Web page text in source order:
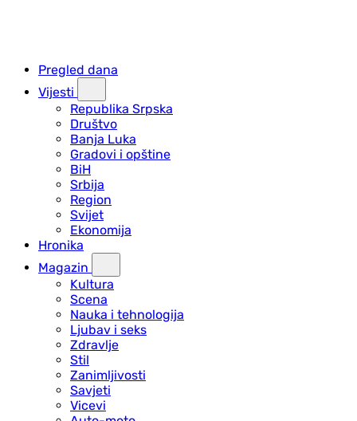
Pregled dana
Vijesti
Republika Srpska
Društvo
Banja Luka
Gradovi i opštine
BiH
Srbija
Region
Svijet
Ekonomija
Hronika
Magazin
Kultura
Scena
Nauka i tehnologija
Ljubav i seks
Zdravlje
Stil
Zanimljivosti
Savjeti
Vicevi